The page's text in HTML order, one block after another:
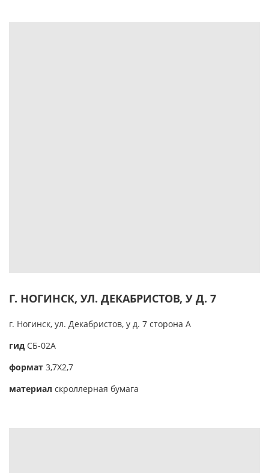
Г. НОГИНСК, УЛ. ДЕКАБРИСТОВ, У Д. 7
г. Ногинск, ул. Декабристов, у д. 7 сторона А
гид CБ-02А
формат 3,7Х2,7
материал скроллерная бумага